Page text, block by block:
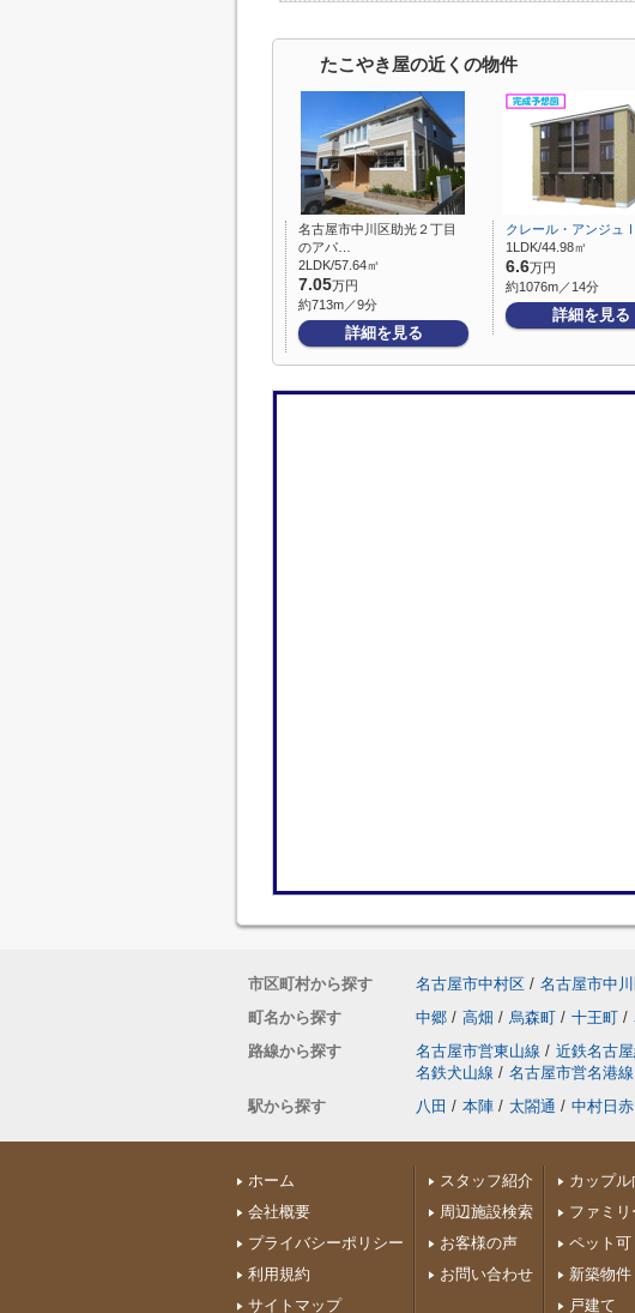
たこやき屋の近くの物件
名古屋市中川区助光２丁目
のアパ…
2LDK/57.64㎡
7.05万円
約713m／9分
詳細を見る
クレール・アンジュⅠ
1LDK/44.98㎡
6.6万円
約1076m／14分
詳細を見る
市区町村から探す 名古屋市中村区 / 名古屋市中
町名から探す
中郷 / 高畑 / 烏森町 / 十王町 /
路線から探す
名古屋市営東山線 / 近鉄名古
名鉄犬山線 / 名古屋市営名港線
駅から探す
八田 / 本陣 / 太閤通 / 中村日赤
ホーム
会社概要
プライバシーポリシー
利用規約
サイトマップ
スタッフ紹介
周辺施設検索
お客様の声
お問い合わせ
カップル
ファミリ
ペット可
新築物件
戸建て